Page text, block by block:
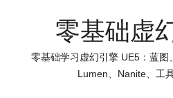
零基础虚
零基础学习虚幻引擎 UE5：蓝图
Lumen、Nanite、工